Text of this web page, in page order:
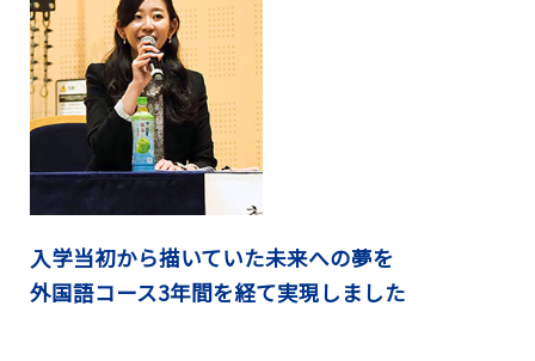
入学当初から描いていた未来への夢を
外国語コース3年間を経て実現しました